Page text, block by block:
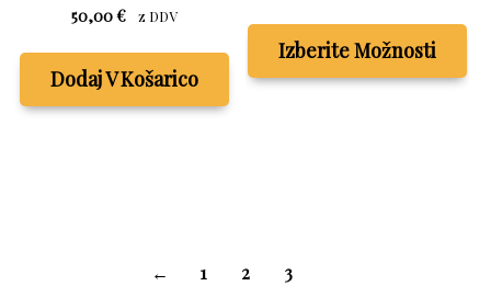
50,00€ z DDV
Dodaj V Košarico
25,00 €
do
Izberite Možnosti
← 1 2 3